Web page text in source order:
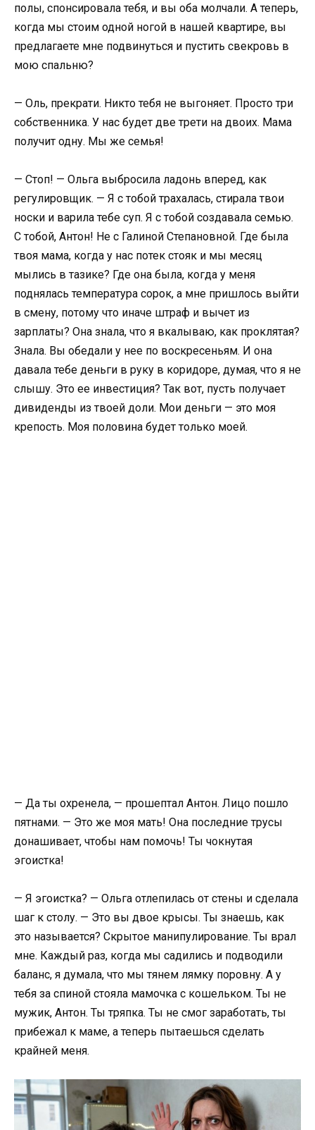
полы, спонсировала тебя, и вы оба молчали. А теперь,
когда мы стоим одной ногой в нашей квартире, вы
предлагаете мне подвинуться и пустить свекровь в
мою спальню?
— Оль, прекрати. Никто тебя не выгоняет. Просто три
собственника. У нас будет две трети на двоих. Мама
получит одну. Мы же семья!
— Стоп! — Ольга выбросила ладонь вперед, как
регулировщик. — Я с тобой трахалась, стирала твои
носки и варила тебе суп. Я с тобой создавала семью.
С тобой, Антон! Не с Галиной Степановной. Где была
твоя мама, когда у нас потек стояк и мы месяц
мылись в тазике? Где она была, когда у меня
поднялась температура сорок, а мне пришлось выйти
в смену, потому что иначе штраф и вычет из
зарплаты? Она знала, что я вкалываю, как проклятая?
Знала. Вы обедали у нее по воскресеньям. И она
давала тебе деньги в руку в коридоре, думая, что я не
слышу. Это ее инвестиция? Так вот, пусть получает
дивиденды из твоей доли. Мои деньги — это моя
крепость. Моя половина будет только моей.
— Да ты охренела, — прошептал Антон. Лицо пошло
пятнами. — Это же моя мать! Она последние трусы
донашивает, чтобы нам помочь! Ты чокнутая
эгоистка!
— Я эгоистка? — Ольга отлепилась от стены и сделала
шаг к столу. — Это вы двое крысы. Ты знаешь, как
это называется? Скрытое манипулирование. Ты врал
мне. Каждый раз, когда мы садились и подводили
баланс, я думала, что мы тянем лямку поровну. А у
тебя за спиной стояла мамочка с кошельком. Ты не
мужик, Антон. Ты тряпка. Ты не смог заработать, ты
прибежал к маме, а теперь пытаешься сделать
крайней меня.